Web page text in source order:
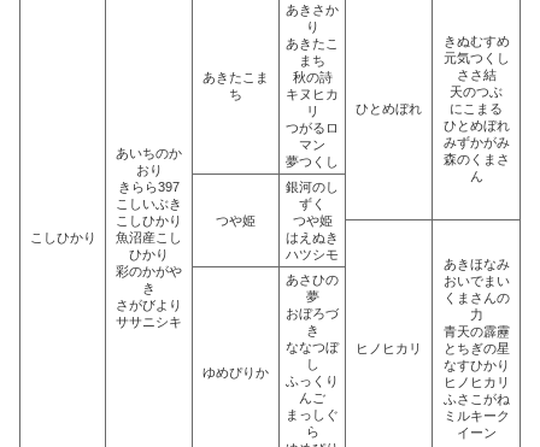
こしひかり
あいちのか
おり
きらら397
こしいぶき
こしひかり
魚沼産こし
ひかり
彩のかがや
き
さがびより
ササニシキ
あきたこま
ち
あきさか
り
あきたこ
まち
秋の詩
キヌヒカ
リ
つがるロ
マン
夢つくし
ひとめぼれ
きぬむすめ
元気つくし
ささ結
天のつぶ
にこまる
ひとめぼれ
みずかがみ
森のくまさ
ん
つや姫
銀河のし
ずく
つや姫
はえぬき
ハツシモ
ヒノヒカリ
あきほなみ
おいでまい
くまさんの
力
青天の霹靂
とちぎの星
なすひかり
ヒノヒカリ
ふさこがね
ミルキーク
イーン
ゆめぴりか
あさひの
夢
おぼろづ
き
ななつぼ
し
ふっくり
んご
まっしぐ
ら